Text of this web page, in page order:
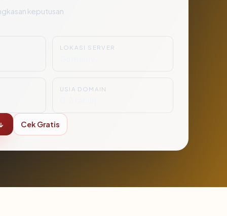
keputusan
LOKASI SERVER
USIA DOMAIN
Cek Gratis